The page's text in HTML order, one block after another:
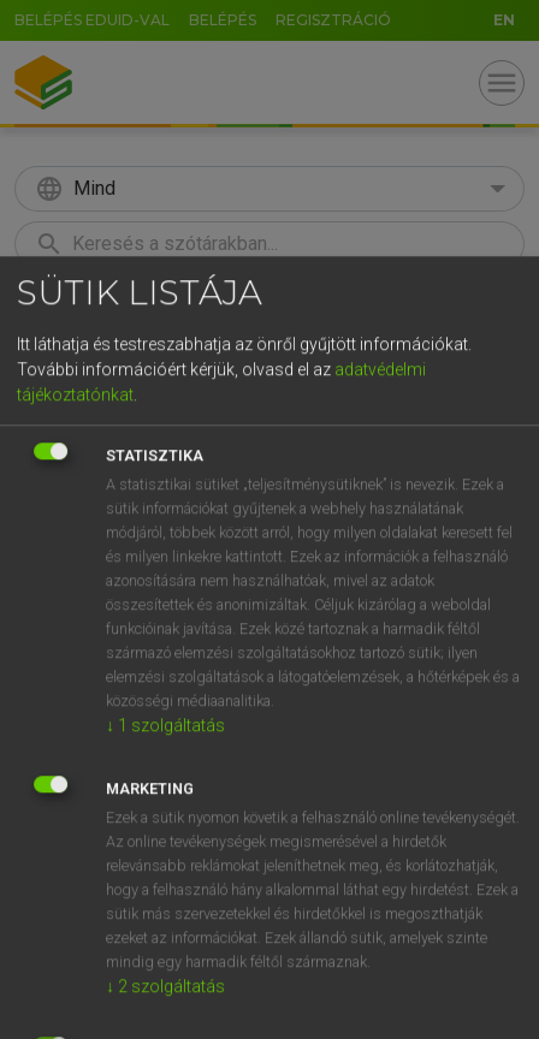
BELÉPÉS EDUID-VAL BELÉPÉS REGISZTRÁCIÓ EN
menu
language Mind
search
KERESÉS
Európai uniós terminológiai szótár
VAN ELŐFIZETÉSED?
Van előfizetésem a teljes szócikk megtekintéséhez.
BELÉPÉS
NINCS ELŐFIZETÉSED?
Nincs regisztrációm és előfizetésem. A szótár 2 órás,
díjmentes próbaverziójának elindításához regisztrálok és
belépek.
REGISZTRÁCIÓ
SÜTIK LISTÁJA
Itt láthatja és testreszabhatja az önről gyűjtött információkat.
További információért kérjük, olvasd el az adatvédelmi
tájékoztatónkat.
STATISZTIKA
A statisztikai sütiket „teljesítménysütiknek” is nevezik. Ezek a
sütik információkat gyűjtenek a webhely használatának
módjáról, többek között arról, hogy milyen oldalakat keresett fel
és milyen linkekre kattintott. Ezek az információk a felhasználó
azonosítására nem használhatóak, mivel az adatok
összesítettek és anonimizáltak. Céljuk kizárólag a weboldal
funkcióinak javítása. Ezek közé tartoznak a harmadik féltől
származó elemzési szolgáltatásokhoz tartozó sütik; ilyen
elemzési szolgáltatások a látogatóelemzések, a hőtérképek és a
közösségi médiaanalitika.
↓ 1 szolgáltatás
MARKETING
Ezek a sütik nyomon követik a felhasználó online tevékenységét.
Az online tevékenységek megismerésével a hirdetők
relevánsabb reklámokat jeleníthetnek meg, és korlátozhatják,
hogy a felhasználó hány alkalommal láthat egy hirdetést. Ezek a
sütik más szervezetekkel és hirdetőkkel is megoszthatják
ezeket az információkat. Ezek állandó sütik, amelyek szinte
mindig egy harmadik féltől származnak.
↓ 2 szolgáltatás
GR
t z u i o p
g h j k l é á ű Ω
n m , . AltGr